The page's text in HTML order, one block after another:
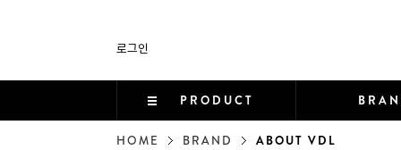
로그인
PRODUCT
HOME BRAND ABOUT VDL